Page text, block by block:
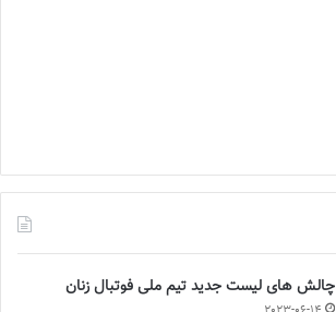
چالش هاى ليست جدید تيم ملى فوتبال زنان